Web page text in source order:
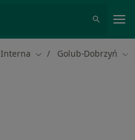
Interna Zmień miasto
Golub-Dobrzyń